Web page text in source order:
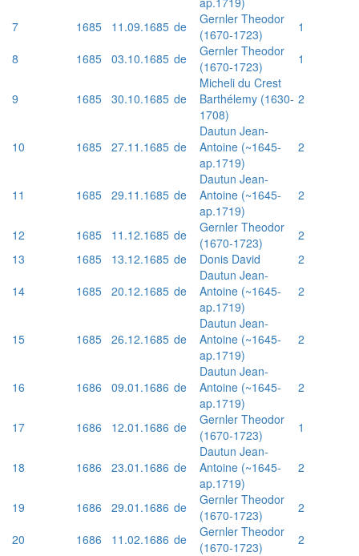
7 1685 11.09.1685 de
Gernler Theodor
(1670-1723)
1
8
1685 03.10.1685 de
Gernler Theodor
(1670-1723)
1
9 1685 30.10.1685 de
Micheli du Crest
Barthélemy (1630-
1708)
2
10 1685 27.11.1685 de
Dautun Jean-
Antoine (~1645-
ap.1719)
2
11 1685 29.11.1685 de
Dautun Jean-
Antoine (~1645-
ap.1719)
2
12 1685 11.12.1685 de
Gernler Theodor
(1670-1723)
2
13
1685 13.12.1685 de Donis David
2
14
1685 20.12.1685 de
Dautun Jean-
Antoine (~1645-
ap.1719)
2
15 1685 26.12.1685 de
Dautun Jean-
Antoine (~1645-
ap.1719)
2
16 1686 09.01.1686 de
Dautun Jean-
Antoine (~1645-
ap.1719)
2
17 1686 12.01.1686 de
Gernler Theodor
(1670-1723)
1
18 1686 23.01.1686 de
Dautun Jean-
Antoine (~1645-
ap.1719)
2
19 1686 29.01.1686 de
Gernler Theodor
(1670-1723)
2
20
1686 11.02.1686 de
Gernler Theodor
(1670-1723)
2